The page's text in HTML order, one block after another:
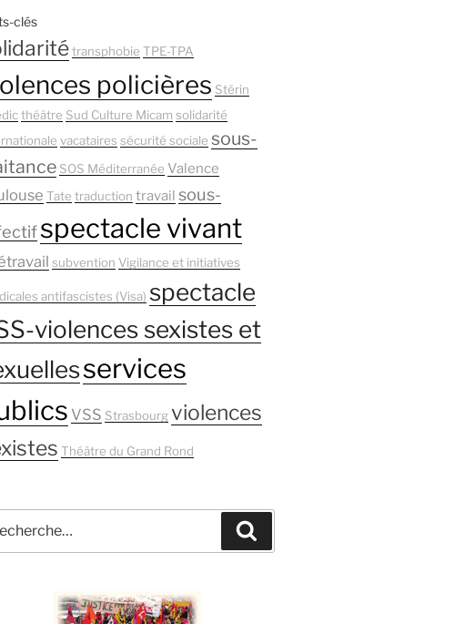
clés
transphobie TPE-TPA
policières Stérin
théâtre Sud Culture Micam solidarité
vacataires sécurité sociale sous-
SOS Méditerranée Valence
Tate traduction travail sous-
spectacle vivant
subvention Vigilance et initiatives
antifascistes (Visa) spectacle
violences sexistes et
services
VSS Strasbourg violences
Théâtre du Grand Rond